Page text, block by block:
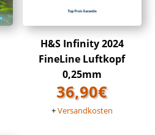
H&S Infinity 2024
FineLine Luftkopf
0,25mm
36,90€
+Versandkosten